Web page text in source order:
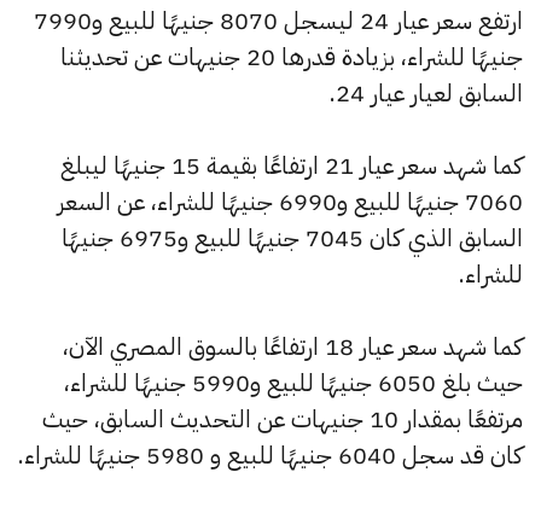
ارتفع سعر عيار 24 ليسجل 8070 جنيهًا للبيع و7990
جنيهًا للشراء، بزيادة قدرها 20 جنيهات عن تحديثنا
السابق لعيار عيار 24.
كما شهد سعر عيار 21 ارتفاعًا بقيمة 15 جنيهًا ليبلغ
7060 جنيهًا للبيع و6990 جنيهًا للشراء، عن السعر
السابق الذي كان 7045 جنيهًا للبيع و6975 جنيهًا
للشراء.
كما شهد سعر عيار 18 ارتفاعًا بالسوق المصري الآن،
حيث بلغ 6050 جنيهًا للبيع و5990 جنيهًا للشراء،
مرتفعًا بمقدار 10 جنيهات عن التحديث السابق، حيث
كان قد سجل 6040 جنيهًا للبيع و 5980 جنيهًا للشراء.